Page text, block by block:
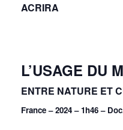
ACRIRA
L’USAGE DU
ENTRE NATURE ET
France – 2024 – 1h46 –